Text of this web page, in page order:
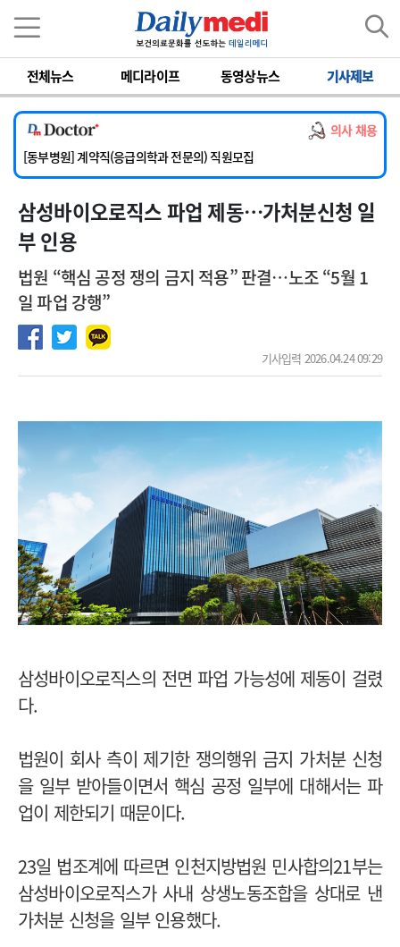
전체뉴스 메디라이프 동영상뉴스 기사제보
의사 채용
[서울아산병원] 2026년 하반기 인턴 모집
[영남대학교의료원] 마취통증의학과 임기제 임상의사 채용
[충남대학교병원] 소아청소년과(소아응급전담) 계약직 의사 공개채용
[동부병원] 계약직(응급의학과 전문의) 직원모집
[이대목동병원] 하반기 전공의(레지던트1년차) 모집
[서울아산병원] 2026년 하반기 인턴 모집
[영남대학교의료원] 마취통증의학과 임기제 임상의사 채용
삼성바이오로직스 파업 제동…가처분신청 일
부 인용
법원 “핵심 공정 쟁의 금지 적용” 판결…노조 “5월 1
일 파업 강행”
기사입력 2026.04.24 09:29
삼성바이오로직스의 전면 파업 가능성에 제동이 걸렸
다.
법원이 회사 측이 제기한 쟁의행위 금지 가처분 신청
을 일부 받아들이면서 핵심 공정 일부에 대해서는 파
업이 제한되기 때문이다.
23일 법조계에 따르면 인천지방법원 민사합의21부는
삼성바이오로직스가 사내 상생노동조합을 상대로 낸
가처분 신청을 일부 인용했다.